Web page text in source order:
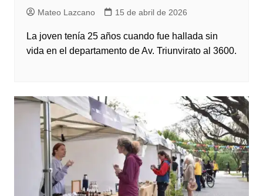
Mateo Lazcano 15 de abril de 2026
La joven tenía 25 años cuando fue hallada sin
vida en el departamento de Av. Triunvirato al 3600.